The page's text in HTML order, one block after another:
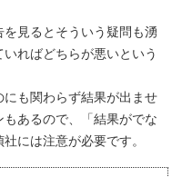
見るとそういう疑問も湧
ればどちらが悪いという
も関わらず結果が出ませ
あるので、「結果がでな
には注意が必要です。